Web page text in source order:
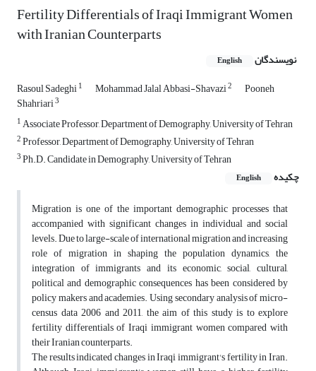
Fertility Differentials of Iraqi Immigrant Women
with Iranian Counterparts
نویسندگان English
Rasoul Sadeghi1 Mohammad Jalal Abbasi-Shavazi2 Pooneh
Shahriari3
1Associate Professor, Department of Demography, University of Tehran
2Professor, Department of Demography, University of Tehran
3Ph.D. Candidate in Demography, University of Tehran
چکیده
English
Migration is one of the important demographic processes that
accompanied with significant changes in individual and social
levels. Due to large-scale of international migration and increasing
role of migration in shaping the population dynamics, the
integration of immigrants and its economic, social, cultural,
political and demographic consequences has been considered by
policy makers and academies. Using secondary analysis of micro-
census data 2006 and 2011, the aim of this study is to explore
fertility differentials of Iraqi immigrant women compared with
their Iranian counterparts.
The results indicated changes in Iraqi immigrant's fertility in Iran.